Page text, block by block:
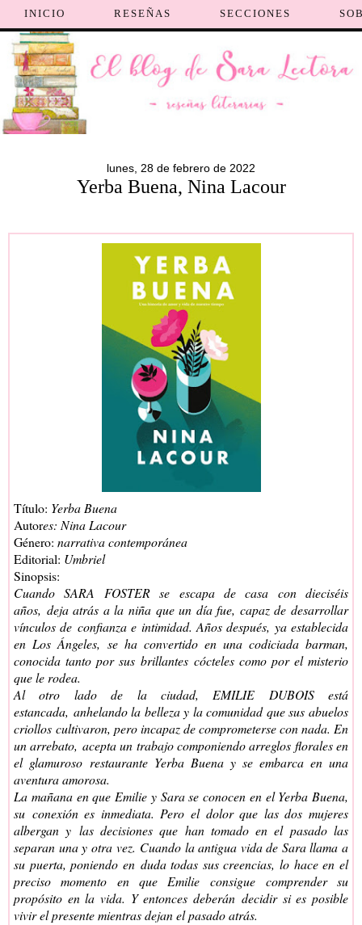
INICIO RESEÑAS SECCIONES
lunes, 28 de febrero de 2022
Yerba Buena, Nina Lacour
Título: Yerba Buena
Autores: Nina Lacour
Género: narrativa contemporánea
Editorial: Umbriel
Sinopsis:
Cuando SARA FOSTER se escapa de casa con dieciséis
años, deja atrás a la niña que un día fue, capaz de desarrollar
vínculos de confianza e intimidad. Años después, ya establecida
en Los Ángeles, se ha convertido en una codiciada barman,
conocida tanto por sus brillantes cócteles como por el misterio
que le rodea.
Al otro lado de la ciudad, EMILIE DUBOIS está
estancada, anhelando la belleza y la comunidad que sus abuelos
criollos cultivaron, pero incapaz de comprometerse con nada. En
un arrebato, acepta un trabajo componiendo arreglos florales en
el glamuroso restaurante Yerba Buena y se embarca en una
aventura amorosa.
La mañana en que Emilie y Sara se conocen en el Yerba Buena,
su conexión es inmediata. Pero el dolor que las dos mujeres
albergan y las decisiones que han tomado en el pasado las
separan una y otra vez. Cuando la antigua vida de Sara llama a
su puerta, poniendo en duda todas sus creencias, lo hace en el
preciso momento en que Emilie consigue comprender su
propósito en la vida. Y entonces deberán decidir si es posible
vivir el presente mientras dejan el pasado atrás.